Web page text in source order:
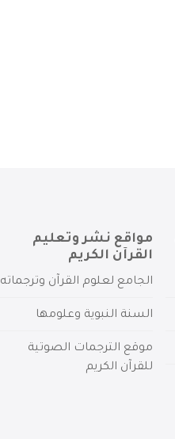
مواقع نشر وتعليم
القرآن الكريم
الجامع لعلوم القرآن وترجماته
السنة النبوية وعلومها
موقع الترجمات الصوتية
للقرآن الكريم